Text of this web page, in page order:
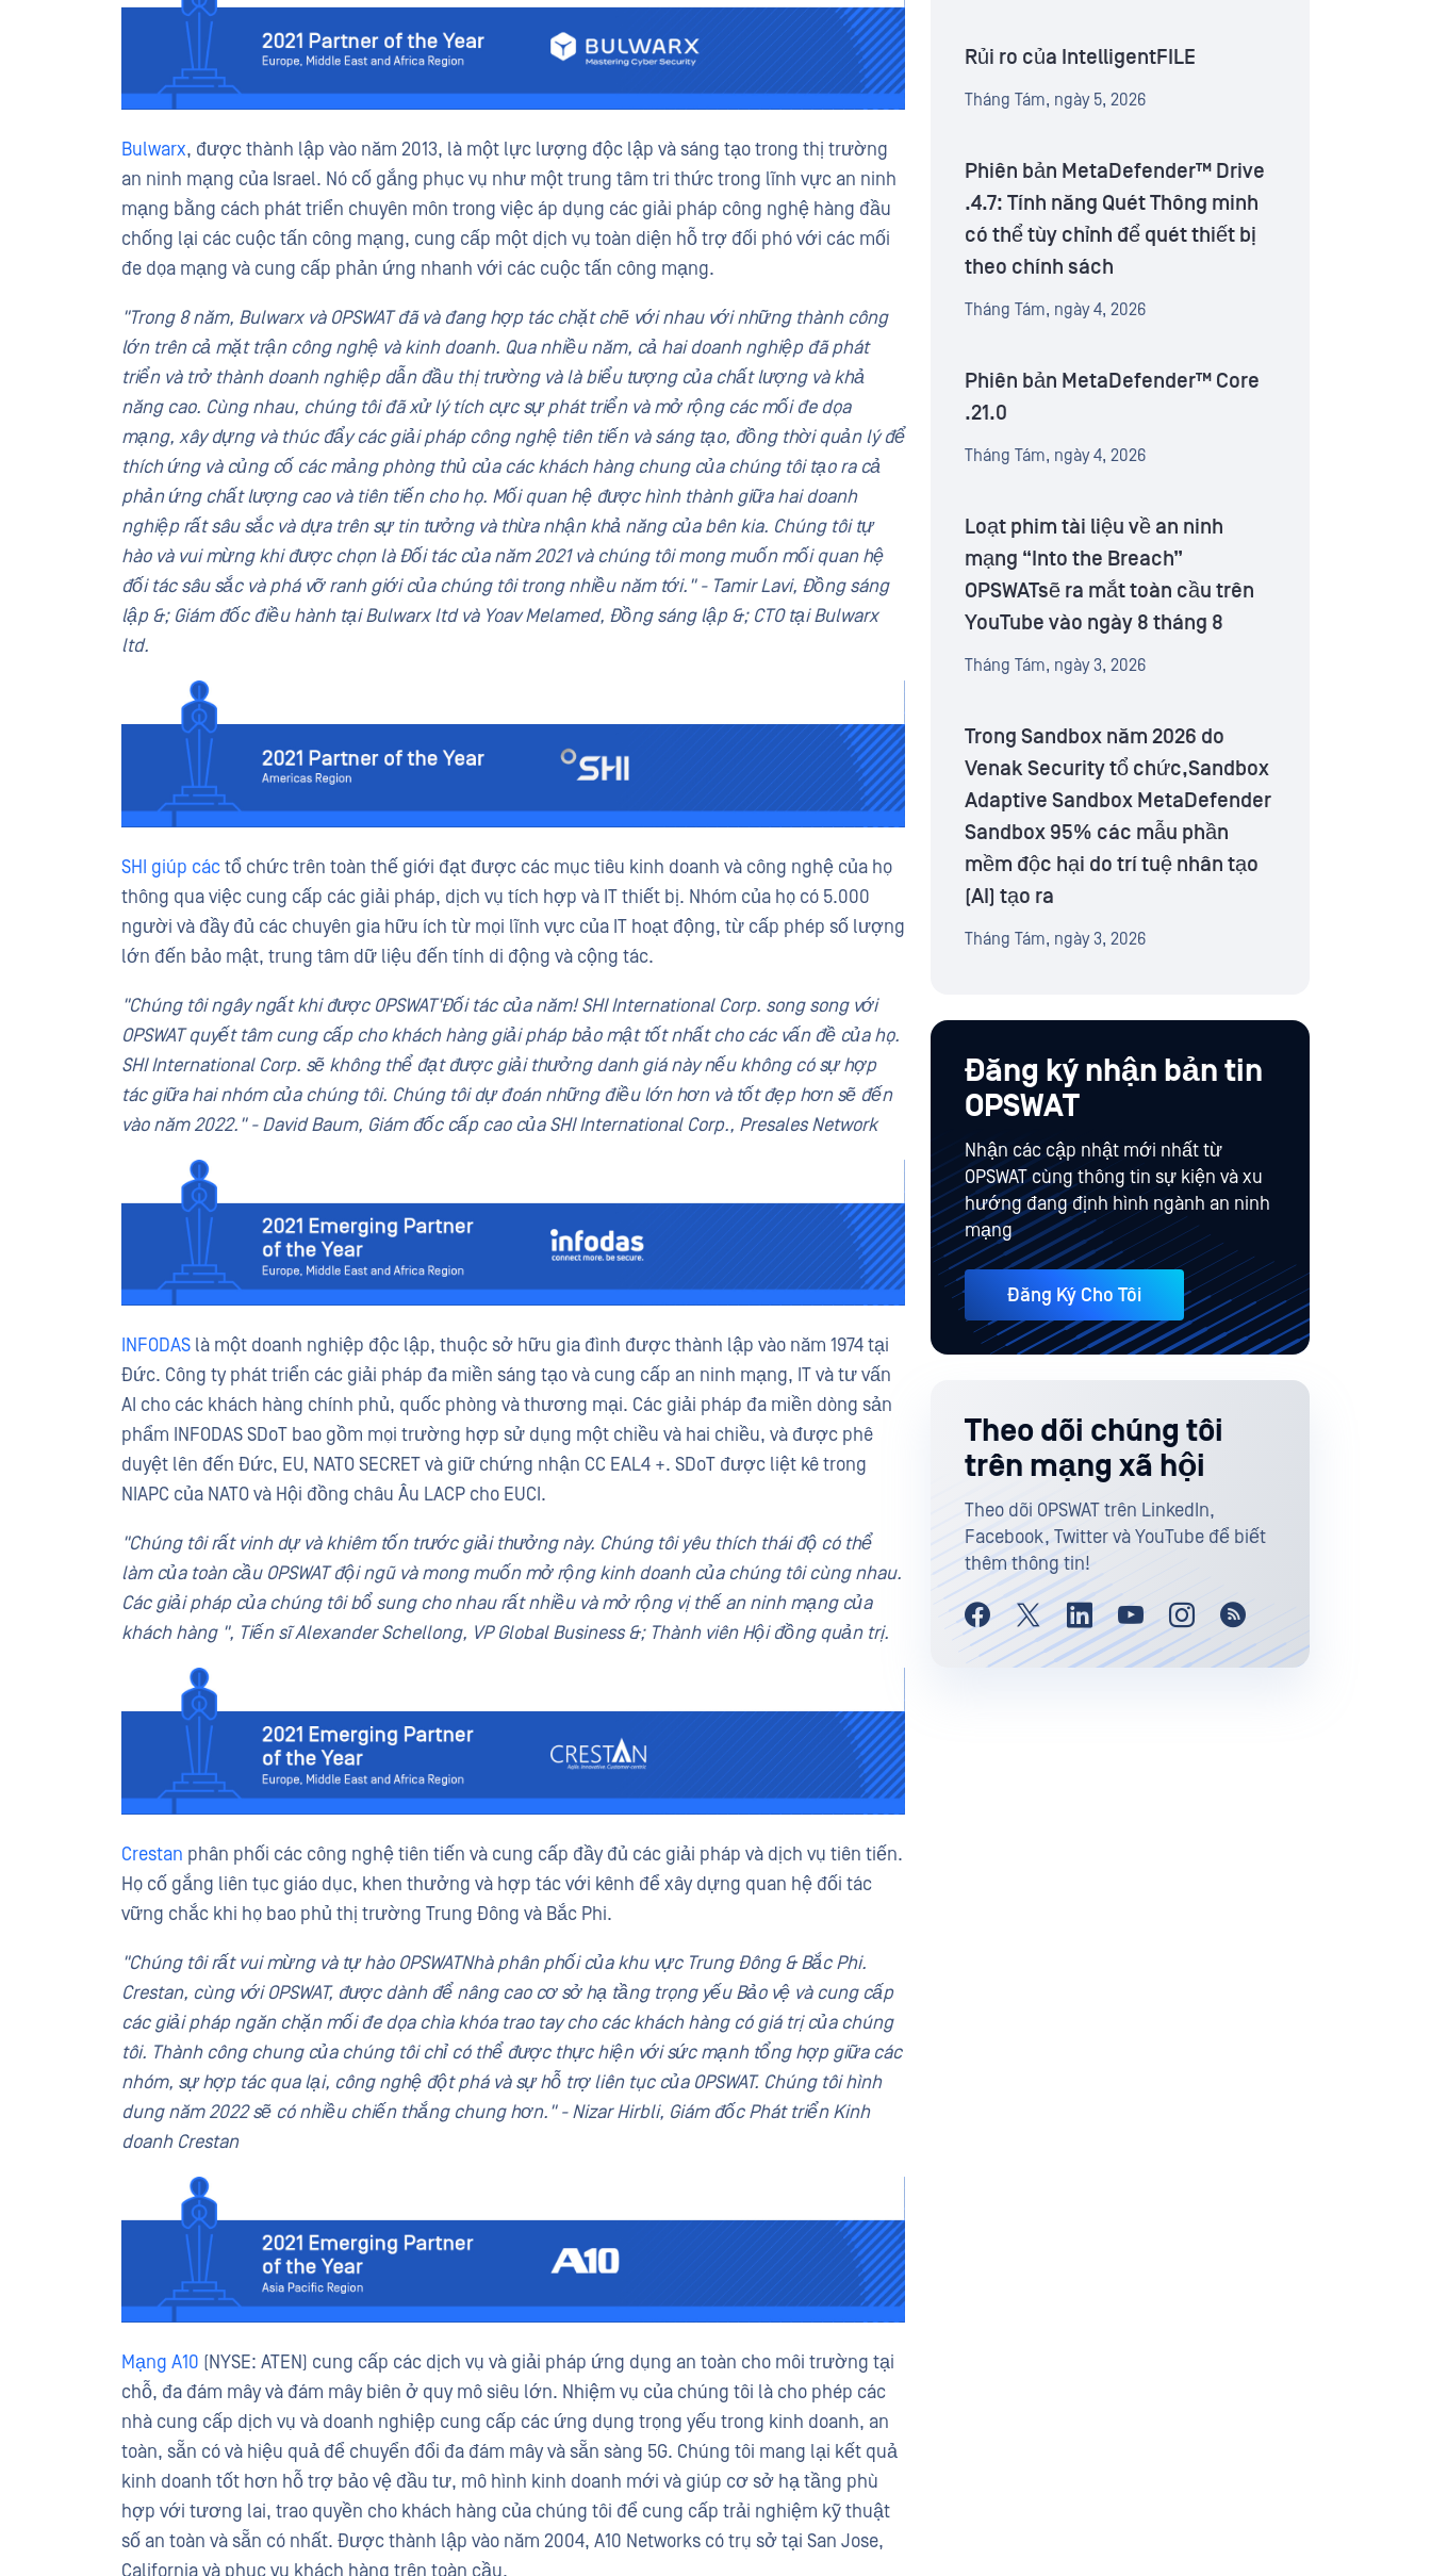
Bulwarx, được thành lập vào năm 2013, là một lực lượng độc lập và sáng tạo trong thị trường
an ninh mạng của Israel. Nó cố gắng phục vụ như một trung tâm tri thức trong lĩnh vực an ninh
mạng bằng cách phát triển chuyên môn trong việc áp dụng các giải pháp công nghệ hàng đầu
chống lại các cuộc tấn công mạng, cung cấp một dịch vụ toàn diện hỗ trợ đối phó với các mối
đe dọa mạng và cung cấp phản ứng nhanh với các cuộc tấn công mạng.
"Trong 8 năm, Bulwarx và OPSWAT đã và đang hợp tác chặt chẽ với nhau với những thành công
lớn trên cả mặt trận công nghệ và kinh doanh. Qua nhiều năm, cả hai doanh nghiệp đã phát
triển và trở thành doanh nghiệp dẫn đầu thị trường và là biểu tượng của chất lượng và khả
năng cao. Cùng nhau, chúng tôi đã xử lý tích cực sự phát triển và mở rộng các mối đe dọa
mạng, xây dựng và thúc đẩy các giải pháp công nghệ tiên tiến và sáng tạo, đồng thời quản lý để
thích ứng và củng cố các mảng phòng thủ của các khách hàng chung của chúng tôi tạo ra cả
phản ứng chất lượng cao và tiên tiến cho họ. Mối quan hệ được hình thành giữa hai doanh
nghiệp rất sâu sắc và dựa trên sự tin tưởng và thừa nhận khả năng của bên kia. Chúng tôi tự
hào và vui mừng khi được chọn là Đối tác của năm 2021 và chúng tôi mong muốn mối quan hệ
đối tác sâu sắc và phá vỡ ranh giới của chúng tôi trong nhiều năm tới." - Tamir Lavi, Đồng sáng
lập &; Giám đốc điều hành tại Bulwarx ltd và Yoav Melamed, Đồng sáng lập &; CTO tại Bulwarx
ltd.
SHI giúp cáctổ chức trên toàn thế giới đạt được các mục tiêu kinh doanh và công nghệ của họ
thông qua việc cung cấp các giải pháp, dịch vụ tích hợp và IT thiết bị. Nhóm của họ có 5.000
người và đầy đủ các chuyên gia hữu ích từ mọi lĩnh vực của IT hoạt động, từ cấp phép số lượng
lớn đến bảo mật, trung tâm dữ liệu đến tính di động và cộng tác.
"Chúng tôi ngây ngất khi được OPSWAT'Đối tác của năm! SHI International Corp. song song với
OPSWAT quyết tâm cung cấp cho khách hàng giải pháp bảo mật tốt nhất cho các vấn đề của họ.
SHI International Corp. sẽ không thể đạt được giải thưởng danh giá này nếu không có sự hợp
tác giữa hai nhóm của chúng tôi. Chúng tôi dự đoán những điều lớn hơn và tốt đẹp hơn sẽ đến
vào năm 2022." - David Baum, Giám đốc cấp cao của SHI International Corp., Presales Network
INFODAS là một doanh nghiệp độc lập, thuộc sở hữu gia đình được thành lập vào năm 1974 tại
Đức. Công ty phát triển các giải pháp đa miền sáng tạo và cung cấp an ninh mạng, IT và tư vấn
AI cho các khách hàng chính phủ, quốc phòng và thương mại. Các giải pháp đa miền dòng sản
phẩm INFODAS SDoT bao gồm mọi trường hợp sử dụng một chiều và hai chiều, và được phê
duyệt lên đến Đức, EU, NATO SECRET và giữ chứng nhận CC EAL4 +. SDoT được liệt kê trong
NIAPC của NATO và Hội đồng châu Âu LACP cho EUCI.
"Chúng tôi rất vinh dự và khiêm tốn trước giải thưởng này. Chúng tôi yêu thích thái độ có thể
làm của toàn cầu OPSWAT đội ngũ và mong muốn mở rộng kinh doanh của chúng tôi cùng nhau.
Các giải pháp của chúng tôi bổ sung cho nhau rất nhiều và mở rộng vị thế an ninh mạng của
khách hàng ", Tiến sĩ Alexander Schellong, VP Global Business &; Thành viên Hội đồng quản trị.
Crestan phân phối các công nghệ tiên tiến và cung cấp đầy đủ các giải pháp và dịch vụ tiên tiến.
Họ cố gắng liên tục giáo dục, khen thưởng và hợp tác với kênh để xây dựng quan hệ đối tác
vững chắc khi họ bao phủ thị trường Trung Đông và Bắc Phi.
"Chúng tôi rất vui mừng và tự hào OPSWATNhà phân phối của khu vực Trung Đông & Bắc Phi.
Crestan, cùng với OPSWAT, được dành để nâng cao cơ sở hạ tầng trọng yếu Bảo vệ và cung cấp
các giải pháp ngăn chặn mối đe dọa chìa khóa trao tay cho các khách hàng có giá trị của chúng
tôi. Thành công chung của chúng tôi chỉ có thể được thực hiện với sức mạnh tổng hợp giữa các
nhóm, sự hợp tác qua lại, công nghệ đột phá và sự hỗ trợ liên tục của OPSWAT. Chúng tôi hình
dung năm 2022 sẽ có nhiều chiến thắng chung hơn." - Nizar Hirbli, Giám đốc Phát triển Kinh
doanh Crestan
Mạng A10 (NYSE: ATEN) cung cấp các dịch vụ và giải pháp ứng dụng an toàn cho môi trường tại
chỗ, đa đám mây và đám mây biên ở quy mô siêu lớn. Nhiệm vụ của chúng tôi là cho phép các
nhà cung cấp dịch vụ và doanh nghiệp cung cấp các ứng dụng trọng yếu trong kinh doanh, an
toàn, sẵn có và hiệu quả để chuyển đổi đa đám mây và sẵn sàng 5G. Chúng tôi mang lại kết quả
kinh doanh tốt hơn hỗ trợ bảo vệ đầu tư, mô hình kinh doanh mới và giúp cơ sở hạ tầng phù
hợp với tương lai, trao quyền cho khách hàng của chúng tôi để cung cấp trải nghiệm kỹ thuật
số an toàn và sẵn có nhất. Được thành lập vào năm 2004, A10 Networks có trụ sở tại San Jose,
California và phục vụ khách hàng trên toàn cầu.
Rủi ro của IntelligentFILE
Tháng Tám, ngày 5, 2026
Phiên bản MetaDefender™ Drive
.4.7: Tính năng Quét Thông minh
có thể tùy chỉnh để quét thiết bị
theo chính sách
Tháng Tám, ngày 4, 2026
Phiên bản MetaDefender™ Core
.21.0
Tháng Tám, ngày 4, 2026
Loạt phim tài liệu về an ninh
mạng “Into the Breach”
OPSWATsẽ ra mắt toàn cầu trên
YouTube vào ngày 8 tháng 8
Tháng Tám, ngày 3, 2026
Trong Sandbox năm 2026 do
Venak Security tổ chức,Sandbox
Adaptive Sandbox MetaDefender
Sandbox 95% các mẫu phần
mềm độc hại do trí tuệ nhân tạo
(AI) tạo ra
Tháng Tám, ngày 3, 2026
Đăng ký nhận bản tin
OPSWAT
Nhận các cập nhật mới nhất từ
OPSWAT cùng thông tin sự kiện và xu
hướng đang định hình ngành an ninh
mạng
Đăng Ký Cho Tôi
Theo dõi chúng tôi
trên mạng xã hội
Theo dõi OPSWAT trên LinkedIn,
Facebook, Twitter và YouTube để biết
thêm thông tin!